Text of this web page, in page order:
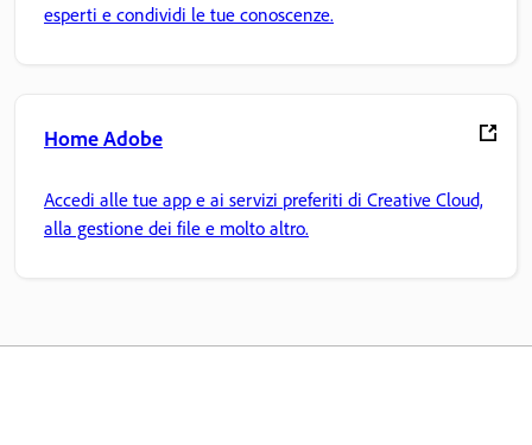
esperti e condividi le tue conoscenze.
Home Adobe
Accedi alle tue app e ai servizi preferiti di Creative Cloud,
alla gestione dei file e molto altro.